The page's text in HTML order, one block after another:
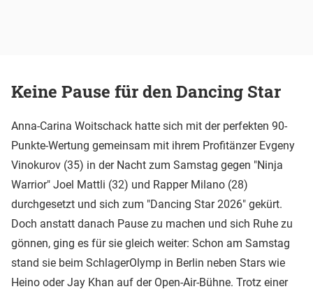
Keine Pause für den Dancing Star
Anna-Carina Woitschack hatte sich mit der perfekten 90-
Punkte-Wertung gemeinsam mit ihrem Profitänzer Evgeny
Vinokurov (35) in der Nacht zum Samstag gegen "Ninja
Warrior" Joel Mattli (32) und Rapper Milano (28)
durchgesetzt und sich zum "Dancing Star 2026" gekürt.
Doch anstatt danach Pause zu machen und sich Ruhe zu
gönnen, ging es für sie gleich weiter: Schon am Samstag
stand sie beim SchlagerOlymp in Berlin neben Stars wie
Heino oder Jay Khan auf der Open-Air-Bühne. Trotz einer